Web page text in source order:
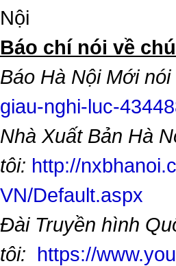
Nội
​Báo chí nói về
Báo Hà Nội Mới
giau-nghi-luc-
Nhà Xuất Bản Hà
tôi: http://
VN/Default.aspx
Đài Truyền hình
tôi: https://